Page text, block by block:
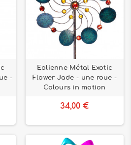
-
Eolienne Métal Exotic
Flower Jade - une roue -
Colours in motion
34,00 €